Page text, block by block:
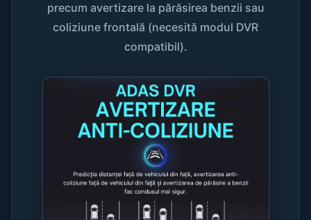
precum avertizare la părăsirea benzii sau
coliziune frontală (necesită modul DVR
compatibil).